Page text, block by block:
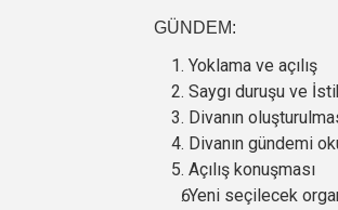
GÜNDEM:
Yoklama ve açılış
Saygı duruşu ve
Divanın
Divanın gündemi
Açılış konuşması
Yeni seçilecek